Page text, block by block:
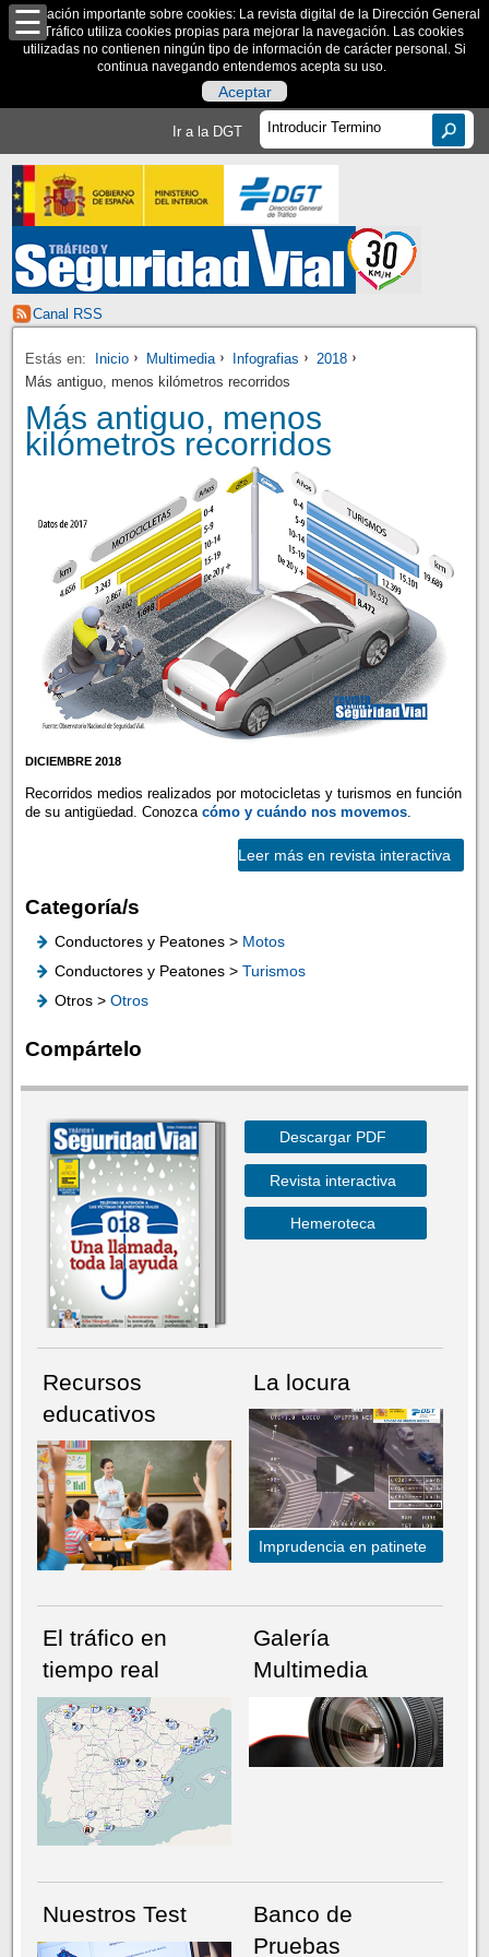
Información importante sobre cookies: La revista digital de la Dirección General
de Tráfico utiliza cookies propias para mejorar la navegación. Las cookies
utilizadas no contienen ningún tipo de información de carácter personal. Si
continua navegando entendemos acepta su uso.
Aceptar
Ir a la DGT
Canal RSS
Estás en: Inicio Multimedia Infografias
2018
Más antiguo, menos kilómetros recorridos
Más antiguo, menos
kilómetros recorridos
DICIEMBRE 2018
Recorridos medios realizados por motocicletas y turismos en función
de su antigüedad. Conozca cómo y cuándo nos movemos.
Leer más en revista interactiva
Categoría/s
Conductores y Peatones > Motos
Conductores y Peatones > Turismos
Otros > Otros
Compártelo
NÚMERO ACTUALHEMEROTECA
Descargar PDF
Revista interactiva
Hemeroteca
Recursos
educativos
La locura
Imprudencia en patinete
El tráfico en
tiempo real
Galería
Multimedia
Nuestros Test
Banco de
Pruebas